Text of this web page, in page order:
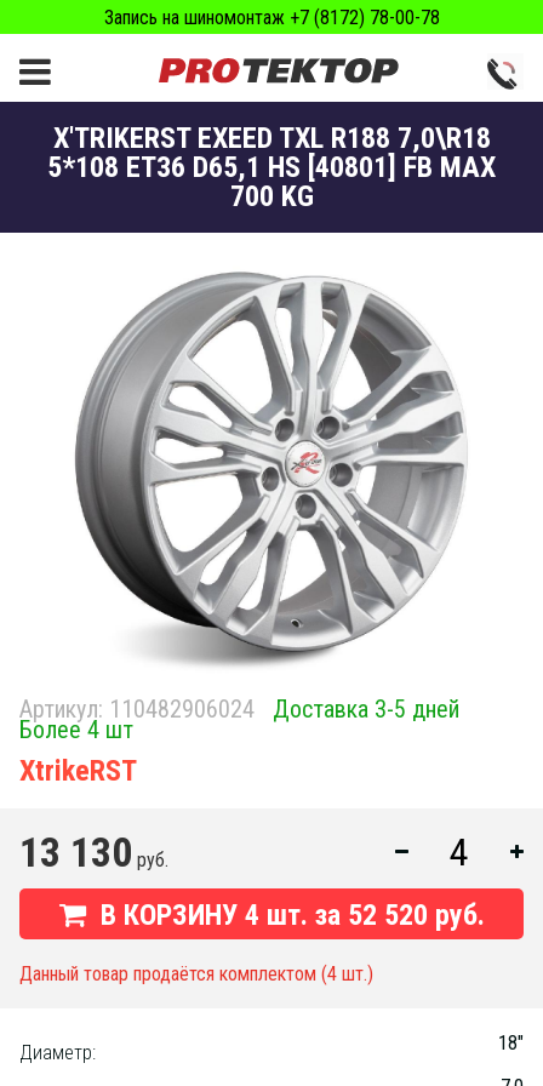
Запись на шиномонтаж +7 (8172) 78-00-78
X'TRIKERST EXEED TXL R188 7,0\R18
5*108 ET36 D65,1 HS [40801] FB MAX
700 KG
Артикул: 110482906024 Доставка 3-5 дней
Более 4 шт
XtrikeRST
13 130 руб.
В КОРЗИНУ 4 шт. за 52 520 руб.
Данный товар продаётся комплектом (4 шт.)
Диаметр: 18"